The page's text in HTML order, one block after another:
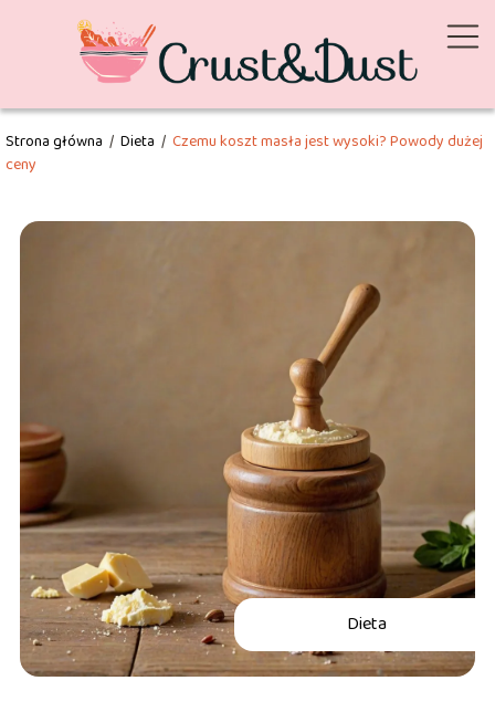
Strona główna / Dieta / Czemu koszt masła jest wysoki? Powody dużej
ceny
Dieta